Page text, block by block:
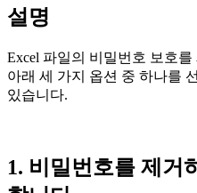
설명
Excel 파일의 비밀번호 보호
아래 세 가지 옵션 중 하나를
있습니다.
1. 비밀번호를 제거